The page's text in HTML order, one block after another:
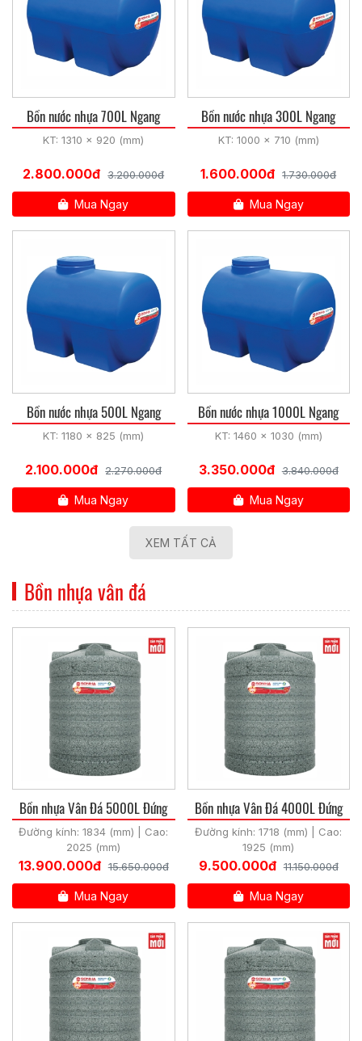
Bồn nước nhựa 700L Ngang
KT: 1310 x 920 (mm)
2.800.000đ 3.200.000đ
Mua Ngay
Bồn nước nhựa 300L Ngang
KT: 1000 x 710 (mm)
1.600.000đ 1.730.000đ
Mua Ngay
Bồn nước nhựa 500L Ngang
KT: 1180 x 825 (mm)
2.100.000đ 2.270.000đ
Mua Ngay
Bồn nước nhựa 1000L Ngang
KT: 1460 x 1030 (mm)
3.350.000đ 3.840.000đ
Mua Ngay
XEM TẤT CẢ
Bồn nhựa vân đá
Bồn nhựa Vân Đá 5000L Đứng
Đường kính: 1834 (mm) | Cao:
2025 (mm)
13.900.000đ 15.650.000đ
Mua Ngay
Bồn nhựa Vân Đá 4000L Đứng
Đường kính: 1718 (mm) | Cao:
1925 (mm)
9.500.000đ 11.150.000đ
Mua Ngay